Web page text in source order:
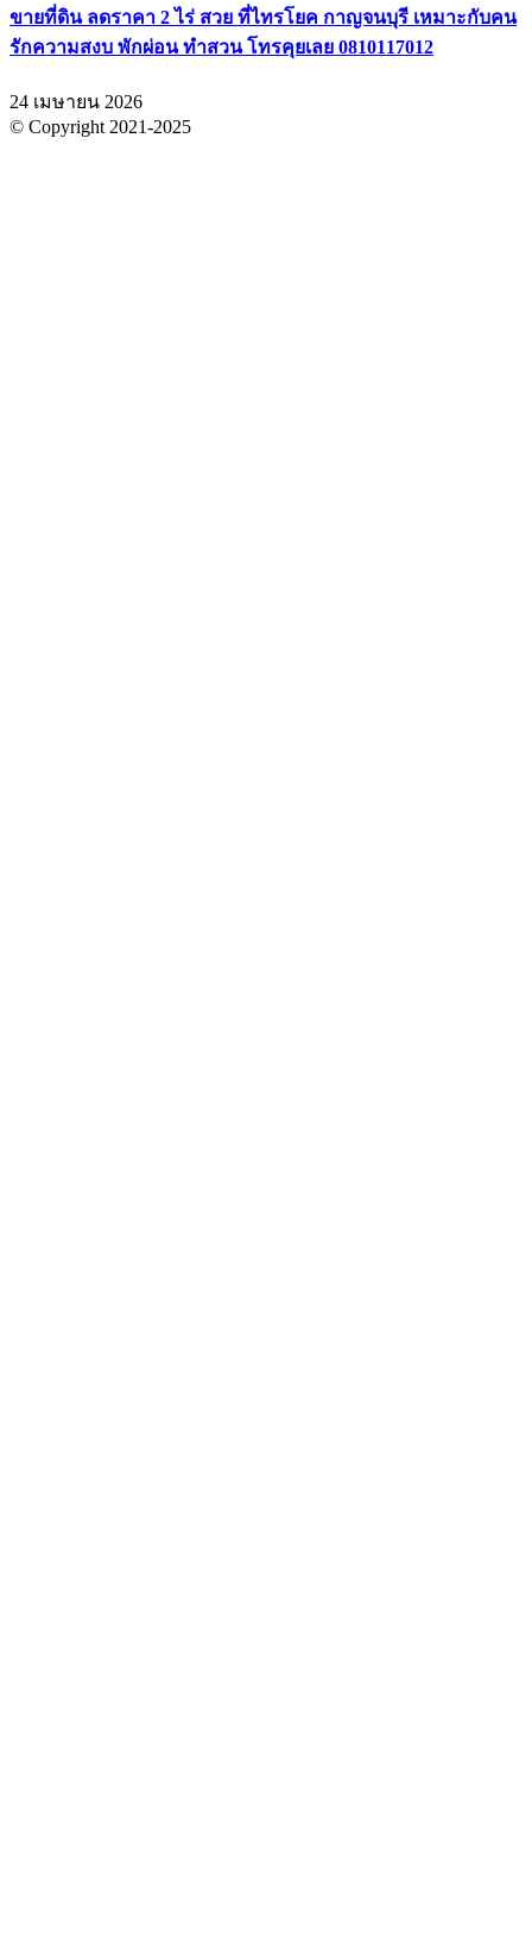
ขายที่ดิน ลดราคา 2 ไร่ สวย ที่ไทรโยค กาญจนบุรี เหมาะกับคน
รักความสงบ พักผ่อน ทำสวน โทรคุยเลย 0810117012
24 เมษายน 2026
© Copyright 2021-2025